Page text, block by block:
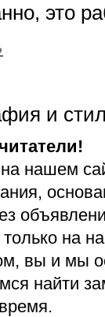
это
и
нашем
на
вы и мы
найти